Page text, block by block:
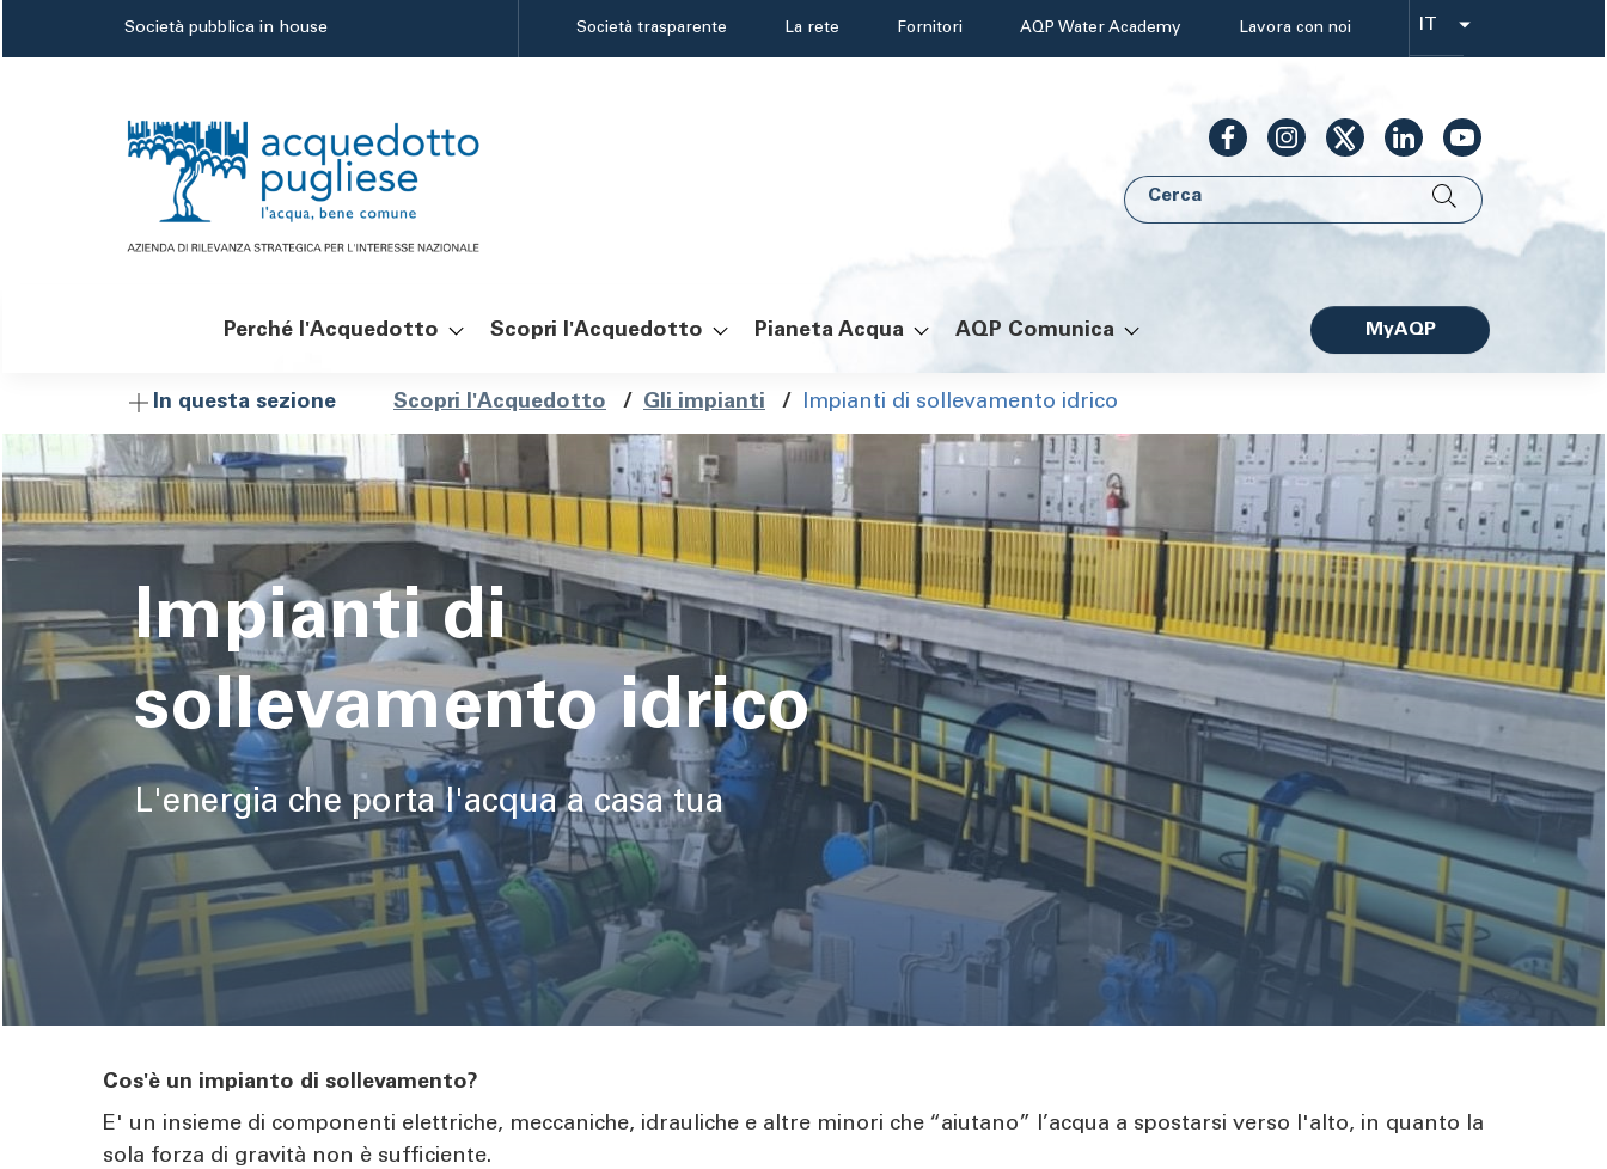
Società pubblica in house
Header
Società trasparente La rete Fornitori AQP Water Academy Lavora con noi
language
Cerca
Navigazione
principale
Perché l'Acquedotto Scopri l'Acquedotto Pianeta Acqua AQP Comunica
AQPMyAQP
In questa sezione
Briciole
di
pane
Scopri l'Acquedotto / Gli impianti / Impianti di sollevamento idrico
Impianti di
sollevamento idrico
L'energia che porta l'acqua a casa tua
Cos'è un impianto di sollevamento?
E' un insieme di componenti elettriche, meccaniche, idrauliche e altre minori che “aiutano” l’acqua a spostarsi verso l'alto, in quanto la
sola forza di gravità non è sufficiente.